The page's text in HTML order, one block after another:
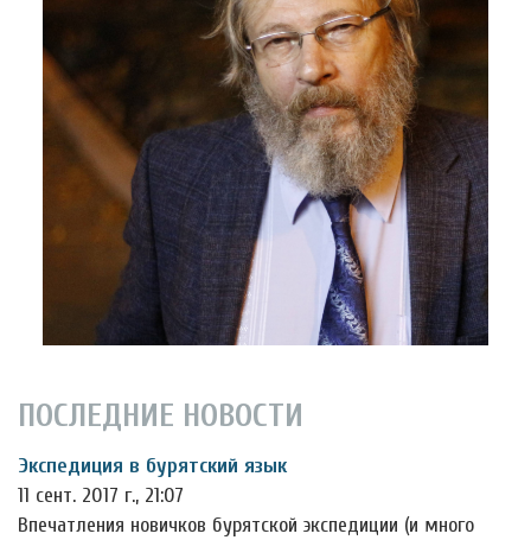
ПОСЛЕДНИЕ НОВОСТИ
Экспедиция в бурятский язык
11 сент. 2017 г., 21:07
Впечатления новичков бурятской экспедиции (и много